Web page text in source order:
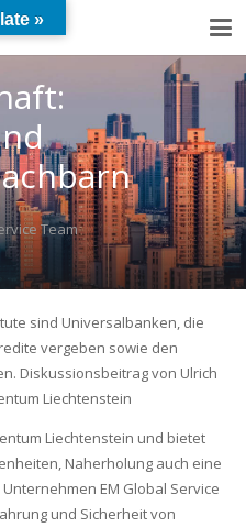
Team
sind Universalbanken, die
vergeben sowie den
Diskussionsbeitrag von Ulrich
Liechtenstein
Liechtenstein und bietet
Naherholung auch eine
EM Global Service
und Sicherheit von
»